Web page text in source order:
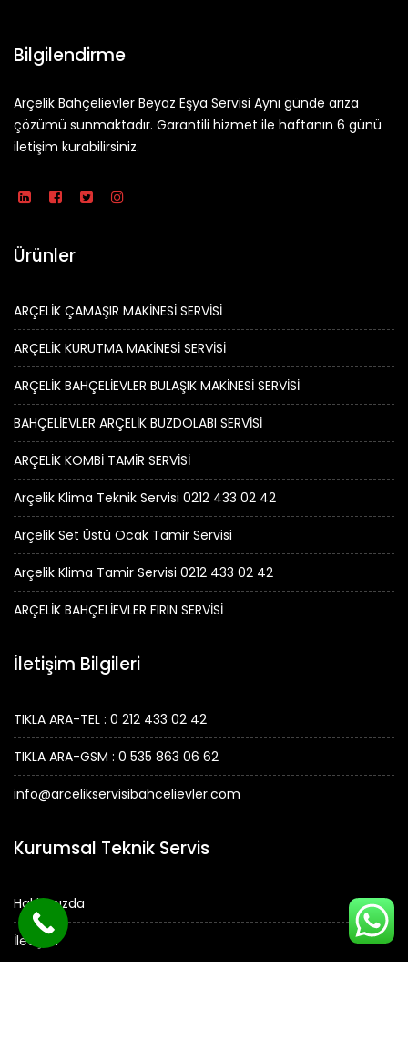
Bilgilendirme
Arçelik Bahçelievler Beyaz Eşya Servisi Aynı günde arıza
çözümü sunmaktadır. Garantili hizmet ile haftanın 6 günü
iletişim kurabilirsiniz.
Ürünler
ARÇELİK ÇAMAŞIR MAKİNESİ SERVİSİ
ARÇELİK KURUTMA MAKİNESİ SERVİSİ
ARÇELİK BAHÇELİEVLER BULAŞIK MAKİNESİ SERVİSİ
BAHÇELİEVLER ARÇELİK BUZDOLABI SERVİSİ
ARÇELİK KOMBİ TAMİR SERVİSİ
Arçelik Klima Teknik Servisi 0212 433 02 42
Arçelik Set Üstü Ocak Tamir Servisi
Arçelik Klima Tamir Servisi 0212 433 02 42
ARÇELİK BAHÇELİEVLER FIRIN SERVİSİ
İletişim Bilgileri
TIKLA ARA-TEL : 0 212 433 02 42
TIKLA ARA-GSM : 0 535 863 06 62
info@arcelikservisibahcelievler.com
Kurumsal Teknik Servis
Hakkımızda
İletişim